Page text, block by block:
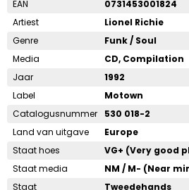
EAN
0731453001824
Artiest
Lionel Richie
Genre
Funk / Soul
Media
CD, Compilation
Jaar
1992
Label
Motown
Catalogusnummer
530 018-2
Land van uitgave
Europe
Staat hoes
VG+ (Very good
Staat media
NM / M- (Near
Staat
Tweedehands